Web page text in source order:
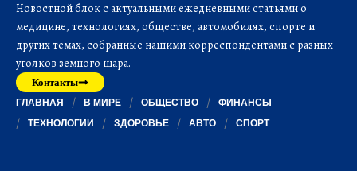
Новостной блок с актуальными ежедневными статьями о
медицине, технологиях, обществе, автомобилях, спорте и
других темах, собранные нашими корреспондентами с разных
уголков земного шара.
Контакты
ГЛАВНАЯ В МИРЕ ОБЩЕСТВО
ФИНАНСЫ
ТЕХНОЛОГИИ
ЗДОРОВЬЕ АВТО СПОРТ